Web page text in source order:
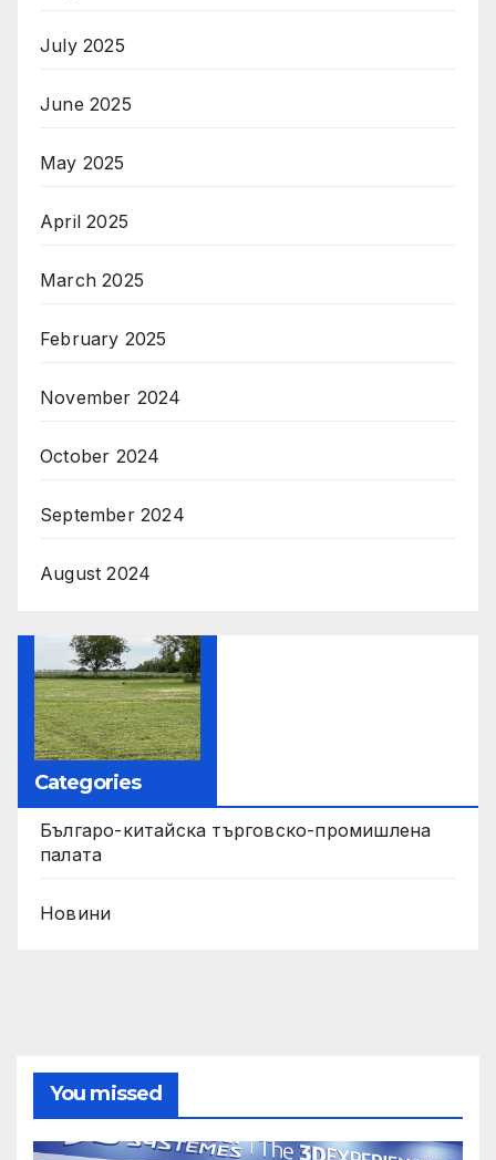
July 2025
June 2025
May 2025
April 2025
March 2025
February 2025
November 2024
October 2024
September 2024
August 2024
Categories
Българо-китайска търговско-промишлена
палата
Новини
You missed